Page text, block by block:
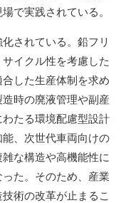
で実践されている。
されている。鉛フリ
イクル性を考慮した
した生産体制を求め
時の廃液管理や副産
たる環境配慮型設計
、次世代車両向けの
な構造や高機能性に
た。そのため、産業
術の改革が止まるこ